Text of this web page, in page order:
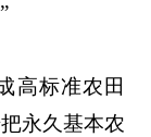
高标准农田
永久基本农